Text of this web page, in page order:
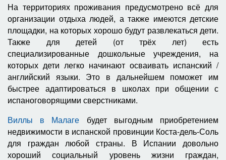
На территориях проживания предусмотрено всё для
организации отдыха людей, а также имеются детские
площадки, на которых хорошо будут развлекаться дети.
Также для детей (от трёх лет) есть
специализированные дошкольные учреждения, на
которых дети легко начинают осваивать испанский /
английский языки. Это в дальнейшем поможет им
быстрее адаптироваться в школах при общении с
испаноговорящими сверстниками.
Виллы в Малаге будет выгодным приобретением
недвижимости в испанской провинции Коста-дель-Соль
для граждан любой страны. В Испании довольно
хороший социальный уровень жизни граждан,